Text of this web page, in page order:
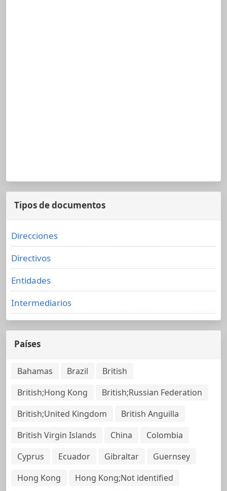
Tipos de documentos
Direcciones
Directivos
Entidades
Intermediarios
Países
Bahamas Brazil
British
British;Hong Kong
British;Russian Federation
British;United Kingdom
British Anguilla
British Virgin Islands
China
Colombia
Cyprus
Ecuador Gibraltar
Guernsey
Hong Kong
Hong Kong;Not identified